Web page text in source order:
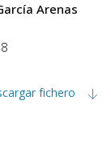
Arenas
fichero